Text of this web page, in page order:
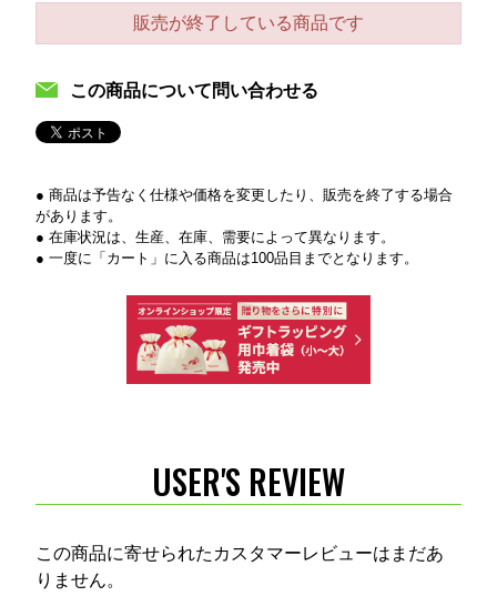
販売が終了している商品です
この商品について問い合わせる
● 商品は予告なく仕様や価格を変更したり、販売を終了する場合
があります。
● 在庫状況は、生産、在庫、需要によって異なります。
● 一度に「カート」に入る商品は100品目までとなります。
USER'S REVIEW
この商品に寄せられたカスタマーレビューはまだあ
りません。